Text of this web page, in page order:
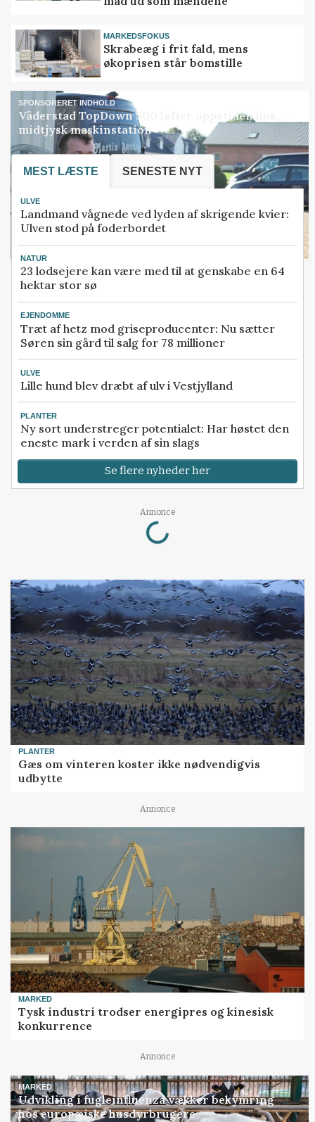
MARKEDSFOKUS
Skrabeæg i frit fald, mens
økoprisen står bomstille
SPONSORERET INDHOLD
Väderstad TopDown 500 løfter oppetiden hos
midtjysk maskinstation
MEST LÆSTE SENESTE NYT
ULVE
Landmand vågnede ved lyden af skrigende kvier:
Ulven stod på foderbordet
NATUR
23 lodsejere kan være med til at genskabe en 64
hektar stor sø
EJENDOMME
Træt af hetz mod griseproducenter: Nu sætter
Søren sin gård til salg for 78 millioner
ULVE
Lille hund blev dræbt af ulv i Vestjylland
PLANTER
Ny sort understreger potentialet: Har høstet den
eneste mark i verden af sin slags
Se flere nyheder her
Annonce
Loading...
PLANTER
Gæs om vinteren koster ikke nødvendigvis
udbytte
Annonce
MARKED
Tysk industri trodser energipres og kinesisk
konkurrence
Annonce
MARKED
Udvikling i fugleinfluenza vækker bekymring
hos europæiske husdyrbrugere